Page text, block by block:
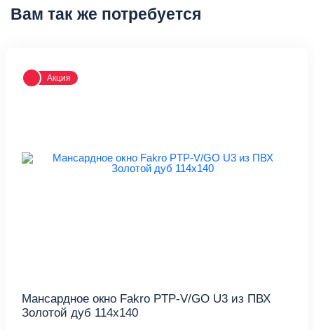
Вам так же потребуется
Акция
Мансардное окно Fakro PTP-V/GO U3 из ПВХ
Золотой дуб 114x140